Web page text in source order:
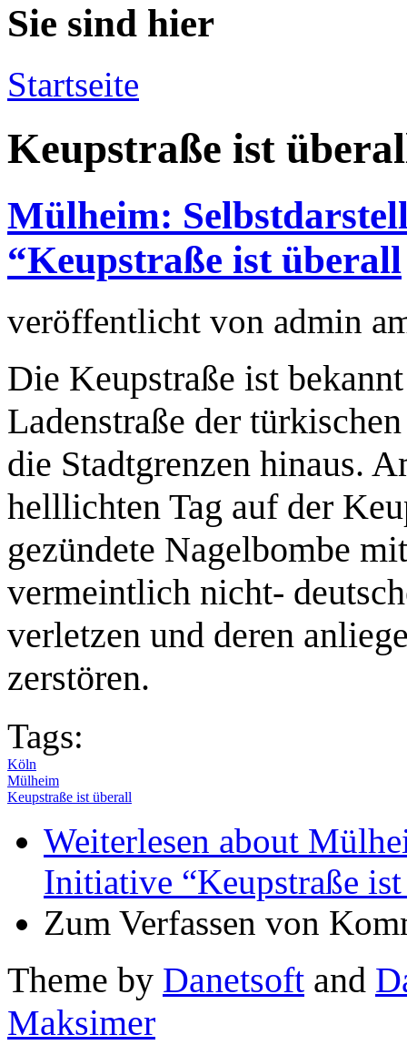
Sie sind hier
Startseite
Keupstraße ist
Mülheim:
“Keupstraße ist überall
veröffentlicht von admin
Die Keupstraße ist
Ladenstraße der
die Stadtgrenzen hinaus.
helllichten Tag auf der
gezündete Nagelbombe
vermeintlich nicht-
verletzen und deren
zerstören.
Tags:
Köln
Mülheim
Keupstraße ist überall
Weiterlesen about
Initiative “Keupstraße
Zum Verfassen von
Theme by Danetsoft and
Maksimer